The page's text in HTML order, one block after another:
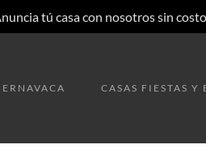
tú casa con nosotros sin
CASAS FIESTAS Y